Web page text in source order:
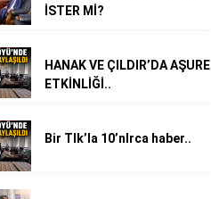
İSTER Mİ?
HANAK VE ÇILDIR’DA AŞURE
ETKİNLİĞİ..
Bir TIk’la 10’nlrca haber..